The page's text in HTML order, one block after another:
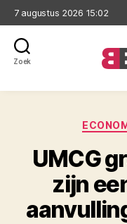
7 augustus 2026 15:02
Zoek
UMCG
zijn